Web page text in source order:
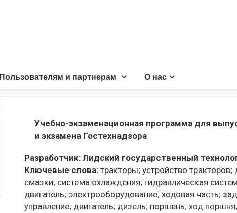
Пользователям и партнерам О нас
Учебно-экзаменационная программа для
и экзамена Гостехнадзора
Разработчик: Лидский государственный
Ключевые слова: тракторы; устройство тракторов;
смазки; система охлаждения; гидравлическая
двигатель; электрооборудование; ходовая часть;
управление; двигатель; дизель; поршень; ход поршня;